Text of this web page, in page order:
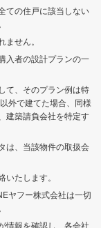
ての住戸に該当しない
せん。
入者の設計プランの一
て、そのプラン例は特
外で建てた場合、同様
建築請負会社を特定す
は、当該物件の取扱会
たします。
ヤフー株式会社は一切
情報を確認し、各会社